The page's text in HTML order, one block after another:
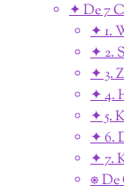
✦ De 7
✦ 1.
✦ 2.
✦ 3.
✦ 4.
✦ 5.
✦ 6.
✦ 7.
⎈ De